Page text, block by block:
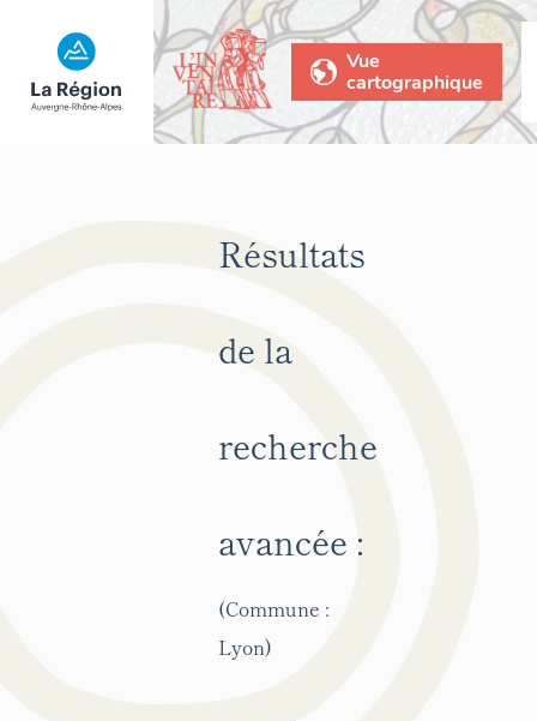
Vue
cartographique
Résultats
de la
recherche
avancée :
(Commune :
Lyon)